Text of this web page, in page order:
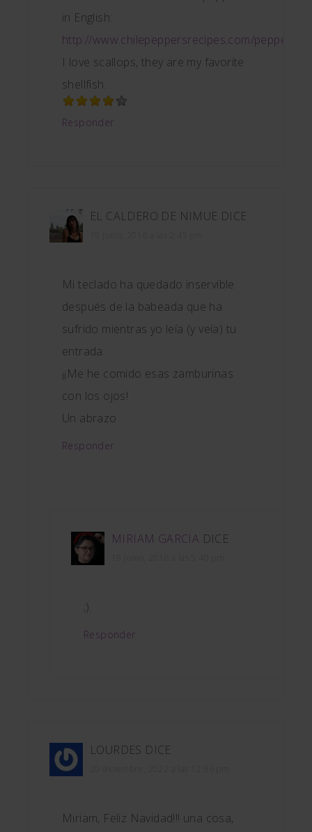
in English:
http://www.chilepeppersrecipes.com/peppers/
I love scallops, they are my favorite
shellfish.
Responder
EL CALDERO DE NIMUE DICE
Mi teclado ha quedado inservible
después de la babeada que ha
sufrido mientras yo leía (y veía) tu
entrada.
¡¡Me he comido esas zamburinas
con los ojos!
Un abrazo
Responder
MIRIAM GARCIA DICE
;).
Responder
LOURDES DICE
Miriam, Feliz Navidad!!! una cosa,